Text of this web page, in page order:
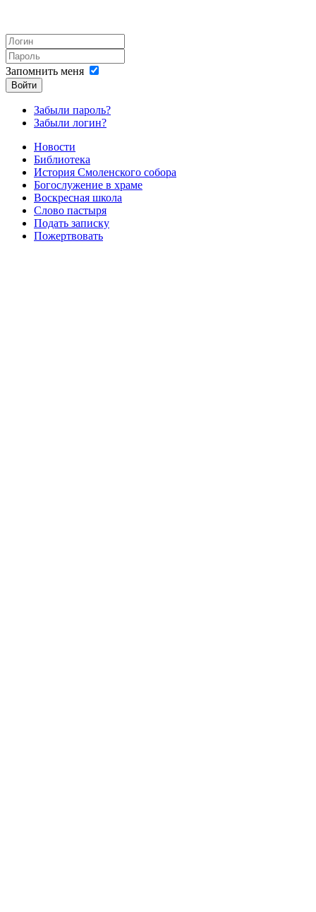
Запомнить меня
Войти
Забыли пароль?
Забыли логин?
Новости
Библиотека
История Смоленского собора
Богослужение в храме
Воскресная школа
Слово пастыря
Подать записку
Пожертвовать